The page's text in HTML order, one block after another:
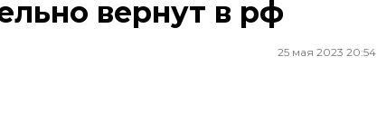
вернут в рф
25 мая 2023 20:54